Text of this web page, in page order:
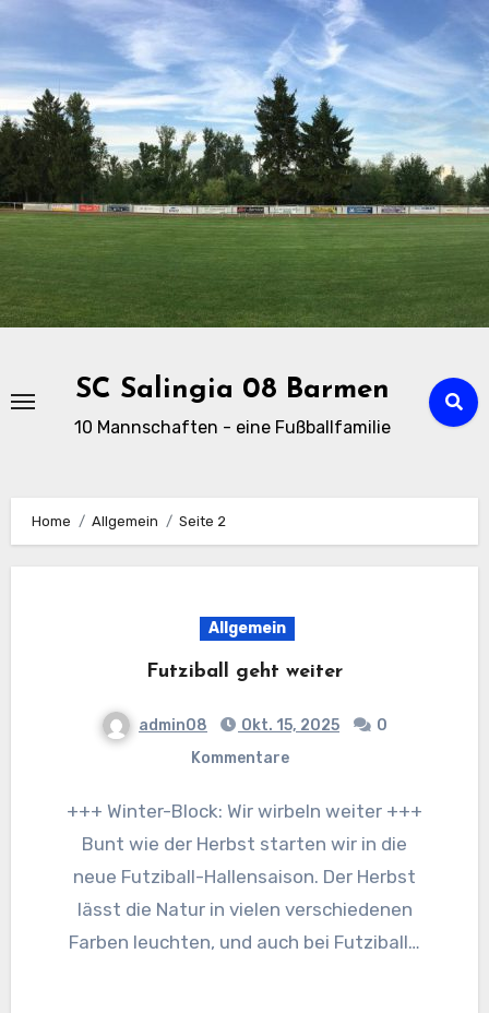
Zu
Inhalten
springen
SC Salingia 08 Barmen
10 Mannschaften - eine Fußballfamilie
Home Allgemein Seite 2
Allgemein
Futziball geht weiter
admin08 Okt. 15, 2025
0
Kommentare
+++ Winter-Block: Wir wirbeln weiter +++
Bunt wie der Herbst starten wir in die
neue Futziball-Hallensaison. Der Herbst
lässt die Natur in vielen verschiedenen
Farben leuchten, und auch bei Futziball…